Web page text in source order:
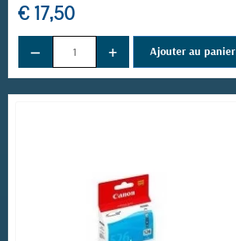
€ 17,50
− + Ajouter au panier